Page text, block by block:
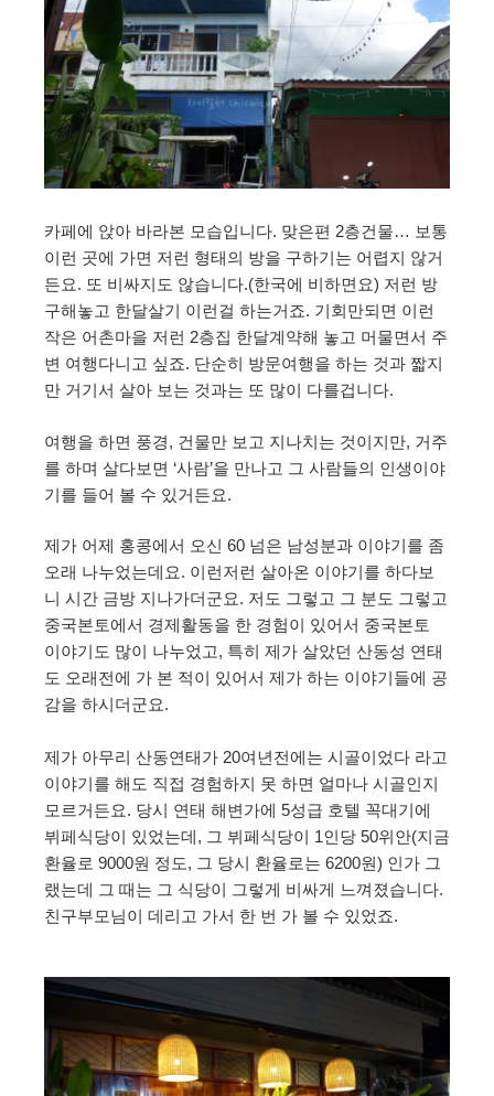
카페에 앉아 바라본 모습입니다. 맞은편 2층건물… 보통
이런 곳에 가면 저런 형태의 방을 구하기는 어렵지 않거
든요. 또 비싸지도 않습니다.(한국에 비하면요) 저런 방
구해놓고 한달살기 이런걸 하는거죠. 기회만되면 이런
작은 어촌마을 저런 2층집 한달계약해 놓고 머물면서 주
변 여행다니고 싶죠. 단순히 방문여행을 하는 것과 짧지
만 거기서 살아 보는 것과는 또 많이 다를겁니다.
여행을 하면 풍경, 건물만 보고 지나치는 것이지만, 거주
를 하며 살다보면 ‘사람’을 만나고 그 사람들의 인생이야
기를 들어 볼 수 있거든요.
제가 어제 홍콩에서 오신 60 넘은 남성분과 이야기를 좀
오래 나누었는데요. 이런저런 살아온 이야기를 하다보
니 시간 금방 지나가더군요. 저도 그렇고 그 분도 그렇고
중국본토에서 경제활동을 한 경험이 있어서 중국본토
이야기도 많이 나누었고, 특히 제가 살았던 산동성 연태
도 오래전에 가 본 적이 있어서 제가 하는 이야기들에 공
감을 하시더군요.
제가 아무리 산동연태가 20여년전에는 시골이었다 라고
이야기를 해도 직접 경험하지 못 하면 얼마나 시골인지
모르거든요. 당시 연태 해변가에 5성급 호텔 꼭대기에
뷔페식당이 있었는데, 그 뷔페식당이 1인당 50위안(지금
환율로 9000원 정도, 그 당시 환율로는 6200원) 인가 그
랬는데 그 때는 그 식당이 그렇게 비싸게 느껴졌습니다.
친구부모님이 데리고 가서 한 번 가 볼 수 있었죠.